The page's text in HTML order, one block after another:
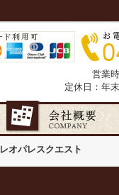
営業
定休日：年
レオパレスクエスト